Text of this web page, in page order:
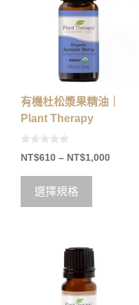
有機杜松漿果精油｜
Plant Therapy
0
o
t
5
NT$610 – NT$1,000
選擇規格